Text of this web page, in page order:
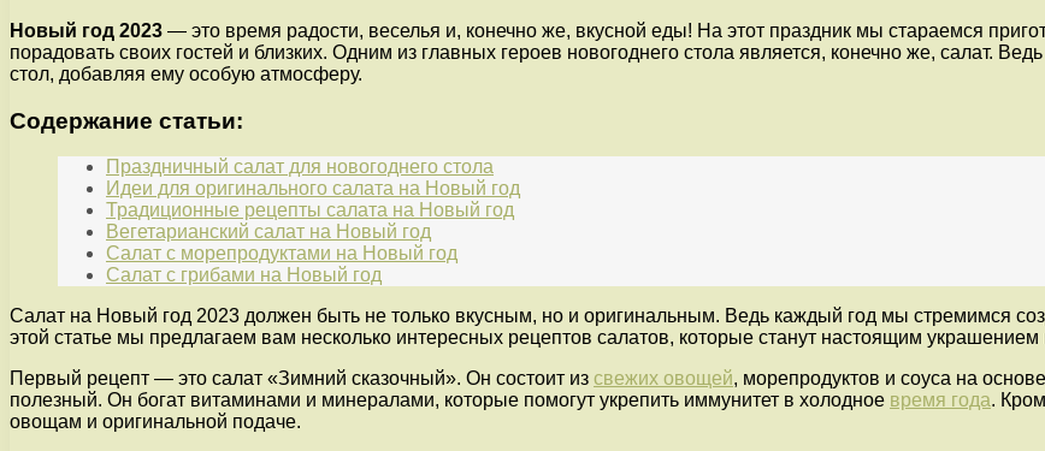
Новый год 2023 — это время радости, веселья и, конечно же, вкусной еды! На этот праздник мы стараемся
порадовать своих гостей и близких. Одним из главных героев новогоднего стола является, конечно же, салат.
стол, добавляя ему особую атмосферу.
Содержание статьи:
Праздничный салат для новогоднего стола
Идеи для оригинального салата на Новый год
Традиционные рецепты салата на Новый год
Вегетарианский салат на Новый год
Салат с морепродуктами на Новый год
Салат с грибами на Новый год
Салат на Новый год 2023 должен быть не только вкусным, но и оригинальным. Ведь каждый год мы стремимся
этой статье мы предлагаем вам несколько интересных рецептов салатов, которые станут настоящим украшением
Первый рецепт — это салат «Зимний сказочный». Он состоит из свежих овощей, морепродуктов и соуса на
полезный. Он богат витаминами и минералами, которые помогут укрепить иммунитет в холодное время года.
овощам и оригинальной подаче.